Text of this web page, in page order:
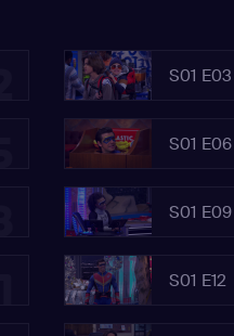
S01 E03
S01 E06
S01 E09
S01 E12